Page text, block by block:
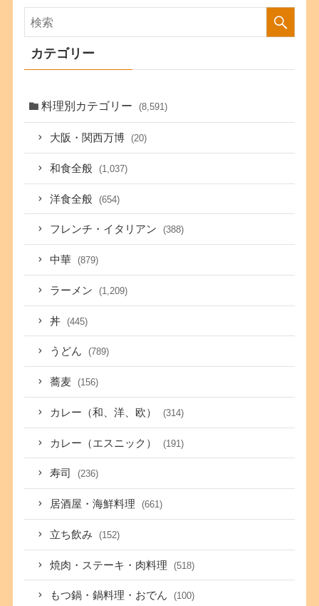
カテゴリー
料理別カテゴリー (8,591)
大阪・関西万博 (20)
和食全般 (1,037)
洋食全般 (654)
フレンチ・イタリアン (388)
中華 (879)
ラーメン (1,209)
丼 (445)
うどん (789)
蕎麦 (156)
カレー（和、洋、欧） (314)
カレー（エスニック） (191)
寿司 (236)
居酒屋・海鮮料理 (661)
立ち飲み (152)
焼肉・ステーキ・肉料理 (518)
もつ鍋・鍋料理・おでん (100)